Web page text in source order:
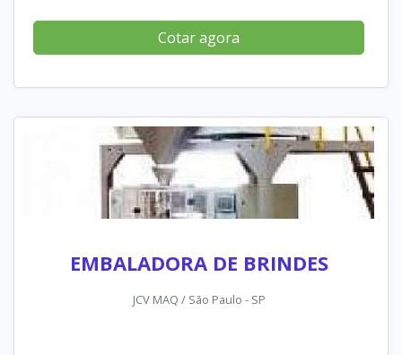
Cotar agora
EMBALADORA DE BRINDES
JCV MAQ / São Paulo - SP